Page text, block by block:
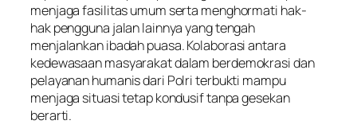
menjaga fasilitas umum serta menghormati hak-
hak pengguna jalan lainnya yang tengah
menjalankan ibadah puasa. Kolaborasi antara
kedewasaan masyarakat dalam berdemokrasi dan
pelayanan humanis dari Polri terbukti mampu
menjaga situasi tetap kondusif tanpa gesekan
berarti.